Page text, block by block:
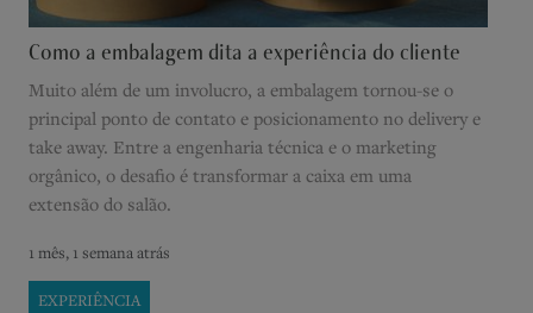
Como a embalagem dita a experiência do cliente
Muito além de um involucro, a embalagem tornou-se o
principal ponto de contato e posicionamento no delivery e
take away. Entre a engenharia técnica e o marketing
orgânico, o desafio é transformar a caixa em uma
extensão do salão.
1 mês, 1 semana atrás
EXPERIÊNCIA